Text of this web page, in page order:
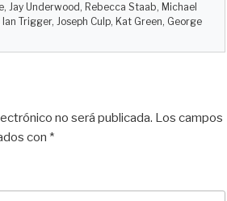
Jay Underwood, Rebecca Staab, Michael
Trigger, Joseph Culp, Kat Green, George
no será publicada. Los campos
con *